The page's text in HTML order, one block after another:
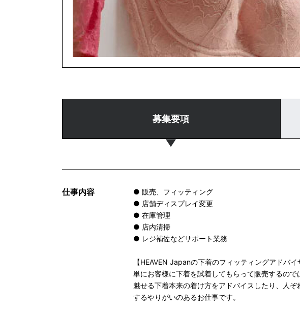
募集要項
仕事内容
● 販売、フィッティング
● 店舗ディスプレイ変更
● 在庫管理
● 店内清掃
● レジ補佐などサポート業務
【HEAVEN Japanの下着のフィッティングアドバイ
単にお客様に下着を試着してもらって販売するの
魅せる下着本来の着け方をアドバイスしたり、人
するやりがいのあるお仕事です。